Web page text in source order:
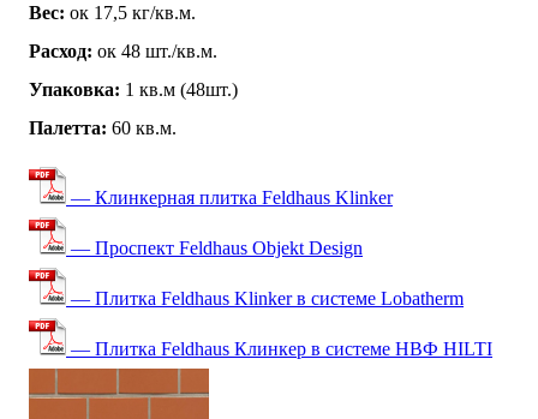
Вес: ок 17,5 кг/кв.м.
Расход: ок 48 шт./кв.м.
Упаковка: 1 кв.м (48шт.)
Палетта: 60 кв.м.
— Клинкерная плитка Feldhaus Klinker
— Проспект Feldhaus Objekt Design
— Плитка Feldhaus Klinker в системе Lobatherm
— Плитка Feldhaus Клинкер в системе НВФ HILTI